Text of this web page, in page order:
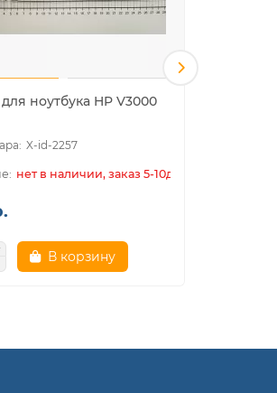
ноутбука HP V3000
X-id-2257
нет в наличии, заказ 5-10дн.
В корзину